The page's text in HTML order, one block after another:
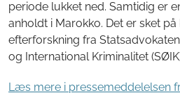
periode lukket ned. Samtidig er
anholdt i Marokko. Det er sket
efterforskning fra
og International Kriminalitet
Læs mere i pressemeddelelsen